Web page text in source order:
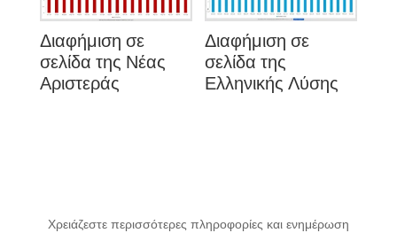
Διαφήμιση σε
σελίδα της Νέας
Αριστεράς
Διαφήμιση σε
σελίδα της
Ελληνικής Λύσης
Χρειάζεστε περισσότερες πληροφορίες και ενημέρωση